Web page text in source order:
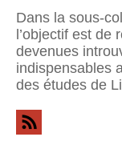
Dans la sous-
l’objectif est de
devenues
indispensables
des études de